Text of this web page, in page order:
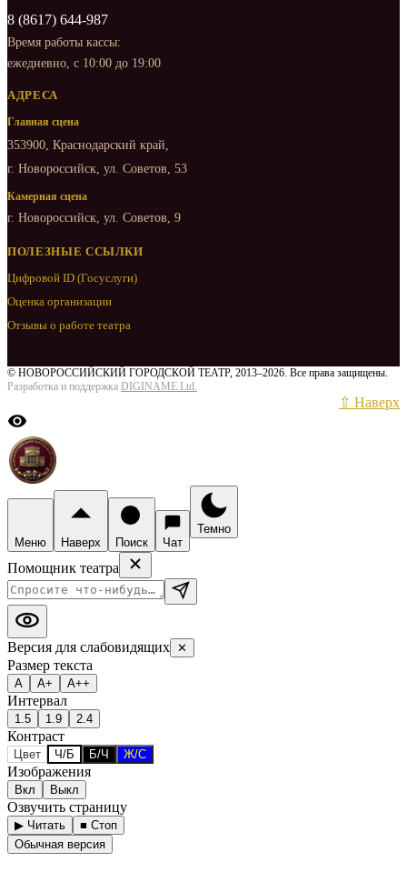
8 (8617) 644-987
Время работы кассы:
ежедневно, с 10:00 до 19:00
АДРЕСА
Главная сцена
353900, Краснодарский край,
г. Новороссийск, ул. Советов, 53
Камерная сцена
г. Новороссийск, ул. Советов, 9
ПОЛЕЗНЫЕ ССЫЛКИ
Цифровой ID (Госуслуги)
Оценка организации
Отзывы о работе театра
© НОВОРОССИЙСКИЙ ГОРОДСКОЙ ТЕАТР, 2013–2026. Все права защищены.
Разработка и поддержка DIGINAME Ltd.
⇧ Наверх
Меню Наверх Поиск Чат
Темно
Помощник театра
Версия для слабовидящих ✕
Размер текста
А А+ А++
Интервал
1.5 1.9 2.4
Контраст
Цвет Ч/Б Б/Ч Ж/С
Изображения
Вкл Выкл
Озвучить страницу
▶ Читать
■ Стоп
Обычная версия